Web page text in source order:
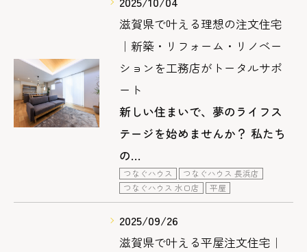
滋賀県で叶える理想の注文住宅
｜新築・リフォーム・リノベー
ションを工務店がトータルサポ
ート
新しい住まいで、夢のライフス
テージを始めませんか？ 私たち
の…
つなぐハウス
つなぐハウス 長浜店
つなぐハウス 水口店
平屋
2025/09/26
滋賀県で叶える平屋注文住宅｜